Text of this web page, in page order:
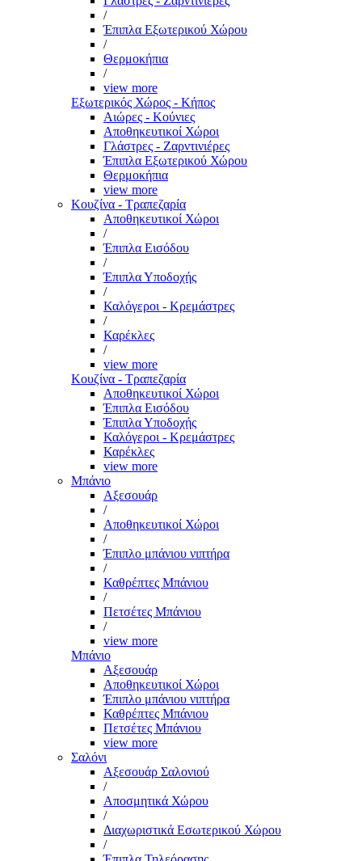
/
Έπιπλα Εξωτερικού Χώρου
/
Θερμοκήπια
/
view more
Εξωτερικός Χώρος - Κήπος
Αιώρες - Κούνιες
Αποθηκευτικοί Χώροι
Γλάστρες - Ζαρντινιέρες
Έπιπλα Εξωτερικού Χώρου
Θερμοκήπια
view more
Κουζίνα - Τραπεζαρία
Αποθηκευτικοί Χώροι
/
Έπιπλα Εισόδου
/
Έπιπλα Υποδοχής
/
Καλόγεροι - Κρεμάστρες
/
Καρέκλες
/
view more
Κουζίνα - Τραπεζαρία
Αποθηκευτικοί Χώροι
Έπιπλα Εισόδου
Έπιπλα Υποδοχής
Καλόγεροι - Κρεμάστρες
Καρέκλες
view more
Μπάνιο
Αξεσουάρ
/
Αποθηκευτικοί Χώροι
/
Έπιπλο μπάνιου νιπτήρα
/
Καθρέπτες Μπάνιου
/
Πετσέτες Μπάνιου
/
view more
Μπάνιο
Αξεσουάρ
Αποθηκευτικοί Χώροι
Έπιπλο μπάνιου νιπτήρα
Καθρέπτες Μπάνιου
Πετσέτες Μπάνιου
view more
Σαλόνι
Αξεσουάρ Σαλονιού
/
Αποσμητικά Χώρου
/
Διαχωριστικά Εσωτερικού Χώρου
/